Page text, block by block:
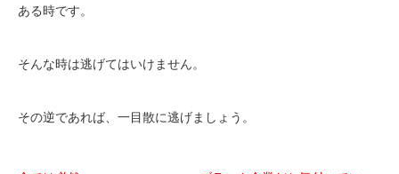
ある時です。
そんな時は逃げてはいけません。
その逆であれば、一目散に逃げましょう。